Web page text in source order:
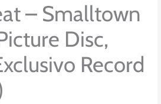
– Smalltown
Disc,
Record